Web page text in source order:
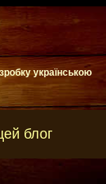
українською
блог